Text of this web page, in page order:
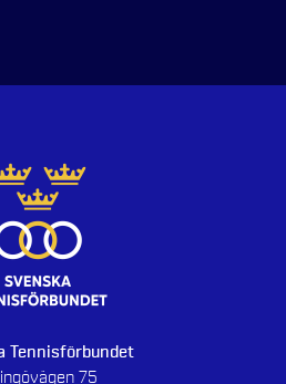
Tennisförbundet
75